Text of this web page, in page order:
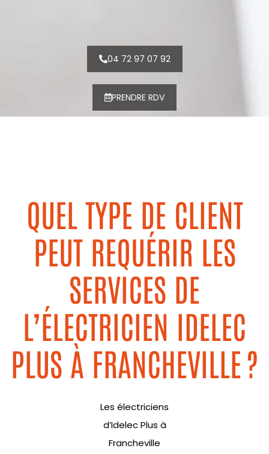
04 72 97 07 92
PRENDRE RDV
QUEL TYPE DE CLIENT
PEUT REQUÉRIR LES
SERVICES DE
L’ÉLECTRICIEN IDELEC
PLUS À FRANCHEVILLE ?
Les électriciens
d’IdelecPlus à
Francheville